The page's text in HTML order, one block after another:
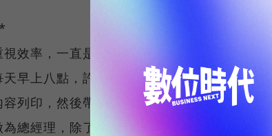
視效率，一直是許朱勝做事的準則。
天早上八點，許朱勝準時抵達公司，先把前
容列印，然後帶著資料吃早餐，為一天工作揭
為總經理，除了日常管理，更要廣泛收集市場